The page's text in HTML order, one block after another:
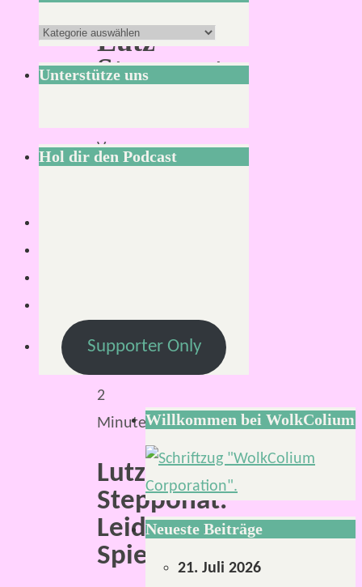
mit
Lutz
Stepponat
Von
2024
2
Minuten
Lutz
Stepponat.
Leidenschaftlicher
Spieleentwickler.
Wo
finde
ich
Unterstütze uns
Hol dir den Podcast
Supporter Only
Willkommen bei WolkColium
Neueste Beiträge
21. Juli 2026